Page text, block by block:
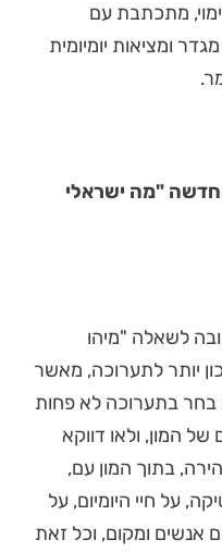
מתכתבת עם
ומציאות יומיומית
"מה ישראלי
לשאלה "מיהו
יותר לתערוכה, מאשר
בחר בתערוכה לא פחות
המון, ולאו דווקא
בתוך המון עם,
על חיי היומיום, על
אנשים ומקום, וכל זאת